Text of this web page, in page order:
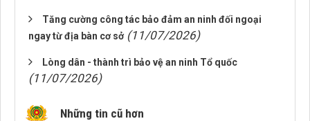
Tăng cường công tác bảo đảm an ninh đối ngoại
ngay từ địa bàn cơ sở (11/07/2026)
Lòng dân - thành trì bảo vệ an ninh Tổ quốc
(11/07/2026)
Những tin cũ hơn